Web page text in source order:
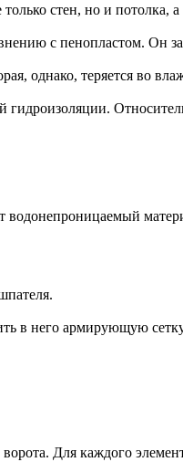
стен, но и
с пенопластом. Он
однако, теряется во
в него армирующую
Для каждого